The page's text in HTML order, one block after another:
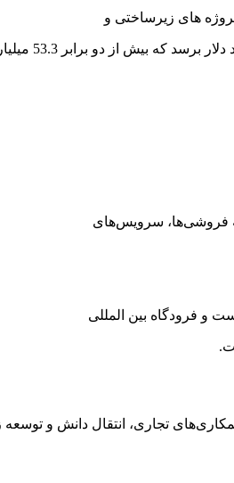
تجاری، انتقال دانش و